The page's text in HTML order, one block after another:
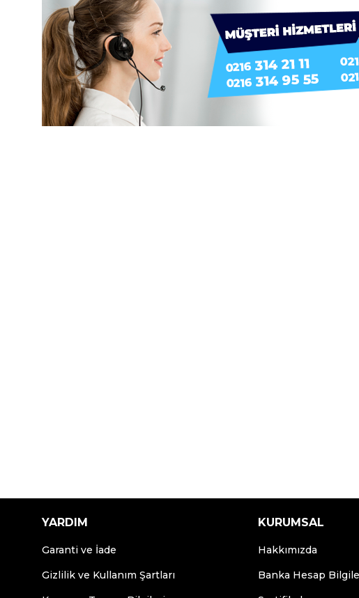
YARDIM
Garanti ve İade
Gizlilik ve Kullanım Şartları
KURUMSAL
Hakkımızda
Banka Hesap